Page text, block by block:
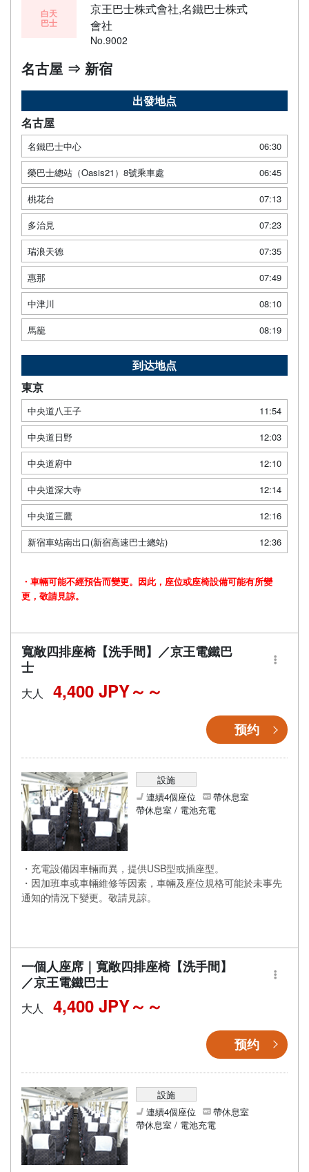
白天
巴士
京王巴士株式會社,名鐵巴士株式
會社
No.9002
名古屋 ⇒ 新宿
出發地点
名古屋
名鐵巴士中心
06:30
榮巴士總站（Oasis21）8號乘車處
06:45
桃花台
07:13
多治見
07:23
瑞浪天德
07:35
惠那
07:49
中津川
08:10
馬籠
08:19
到达地点
東京
中央道八王子
11:54
中央道日野
12:03
中央道府中
12:10
中央道深大寺
12:14
中央道三鷹
12:16
新宿車站南出口(新宿高速巴士總站)
12:36
・車輛可能不經預告而變更。因此，座位或座椅設備可能有所變
更，敬請見諒。
寬敞四排座椅【洗手間】／京王電鐵巴
士
大人 4,400 JPY～
预约
設施
連續4個座位
帶休息室
帶休息室 / 電池充電
・充電設備因車輛而異，提供USB型或插座型。
・因加班車或車輛維修等因素，車輛及座位規格可能於未事先
通知的情況下變更。敬請見諒。
一個人座席｜寬敞四排座椅【洗手間】
／京王電鐵巴士
大人 4,400 JPY～
预约
設施
連續4個座位
帶休息室
帶休息室 / 電池充電